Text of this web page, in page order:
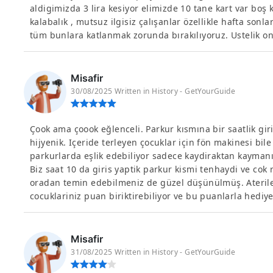
aldigimizda 3 lira kesiyor elimizde 10 tane kart var boş
kalabalık , mutsuz ilgisiz çalışanlar özellikle hafta
tüm bunlara katlanmak zorunda bırakılıyoruz. Ustelik
Misafir
30/08/2025 Written in History - GetYourGuide
Çook ama çoook eğlenceli. Parkur kısmına bir saatlik
hijyenik. Içeride terleyen çocuklar için fön makinesi
parkurlarda eşlik edebiliyor sadece kaydiraktan
Biz saat 10 da giris yaptik parkur kismi tenhaydi ve
oradan temin edebilmeniz de güzel düşünülmüş.
cocuklariniz puan biriktirebiliyor ve bu puanlarla
Misafir
31/08/2025 Written in History - GetYourGuide